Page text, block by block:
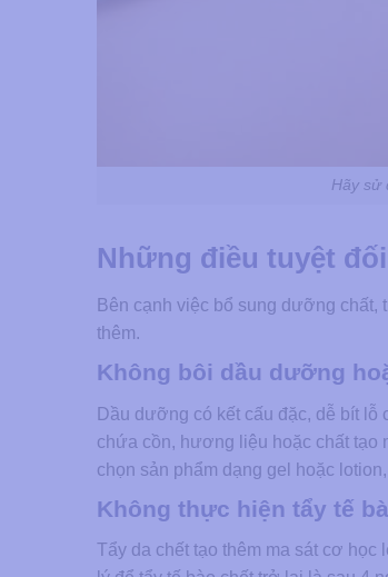
Hãy sử
Những điều tuyệt
Bên cạnh việc bổ sung dưỡng chất,
thêm.
Không bôi dầu dưỡng
Dầu dưỡng có kết cấu đặc, dễ bít lỗ
chứa cồn, hương liệu hoặc chất tạo
chọn sản phẩm dạng gel hoặc
Không thực hiện tẩy tế
Tẩy da chết tạo thêm ma sát cơ